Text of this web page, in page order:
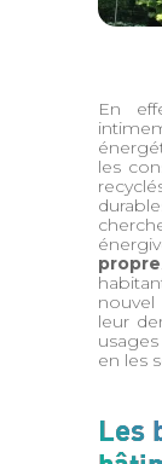
En
les
propre
leur
en les
Les